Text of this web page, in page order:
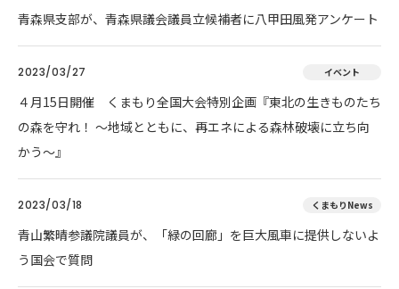
青森県支部が、青森県議会議員立候補者に八甲田風発アンケート
2023/03/27 イベント
４月15日開催 くまもり全国大会特別企画『東北の生きものたち
の森を守れ！ 〜地域とともに、再エネによる森林破壊に立ち向
かう〜』
2023/03/18 くまもりNews
青山繁晴参議院議員が、「緑の回廊」を巨大風車に提供しないよ
う国会で質問